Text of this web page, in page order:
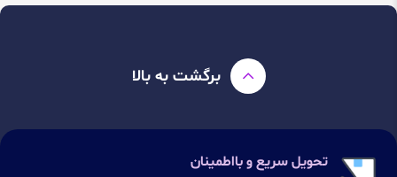
برگشت به بالا
تحویل سریع و بااطمینان